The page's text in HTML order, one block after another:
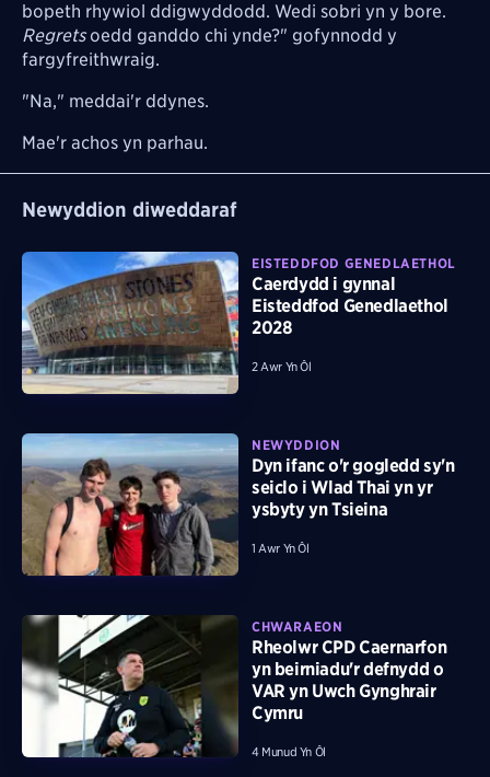
bopeth rhywiol ddigwyddodd. Wedi sobri yn y bore.
Regretsoedd ganddo chi ynde?" gofynnodd y
fargyfreithwraig.
"Na," meddai'r ddynes.
Mae'r achos yn parhau.
Newyddion diweddaraf
EISTEDDFOD GENEDLAETHOL
Caerdydd i gynnal
Eisteddfod Genedlaethol
2028
2 Awr Yn Ôl
NEWYDDION
Dyn ifanc o'r gogledd sy'n
seiclo i Wlad Thai yn yr
ysbyty yn Tsieina
1 Awr Yn Ôl
CHWARAEON
Rheolwr CPD Caernarfon
yn beirniadu'r defnydd o
VAR yn Uwch Gynghrair
Cymru
4 Munud Yn Ôl